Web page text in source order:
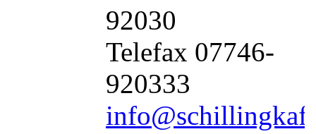
92030
Telefax 07746-
920333